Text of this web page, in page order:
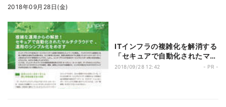
2018年09月28日(金)
ITインフラの複雑化を解消する
「セキュアで自動化されたマル
チクラウド」の条件
2018/09/28 12:42 - PR -